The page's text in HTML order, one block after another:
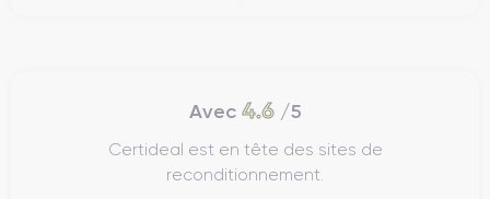
Avec 4.6/5
Certideal est en tête des sites de
reconditionnement.